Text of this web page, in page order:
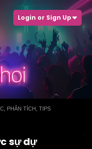
Login or Sign Up
PHÂN TÍCH, TIPS
sự dự